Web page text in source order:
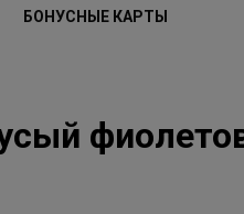
БОНУСНЫЕ КАРТЫ